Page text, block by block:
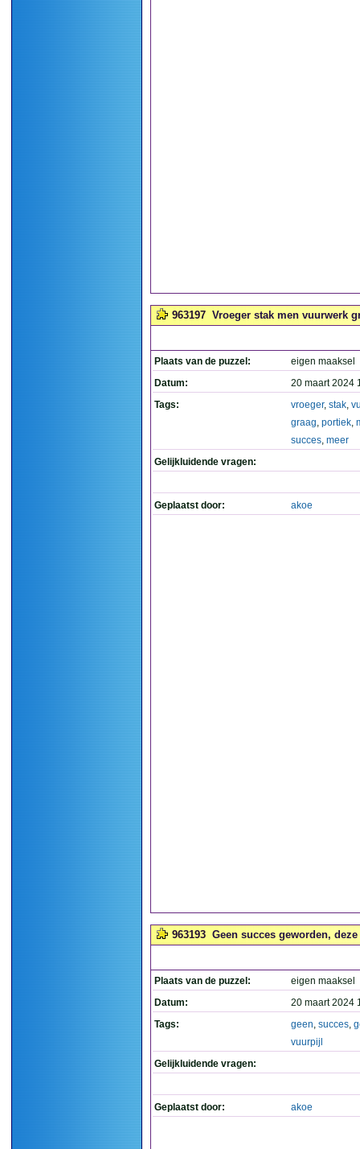
963197 Vroeger stak men vuurwerk
Plaats van de puzzel:
eigen maaksel
Datum:
20 maart 2024
Tags:
vroeger, stak,
graag, portiek,
succes, meer
Gelijkluidende vragen:
Geplaatst door: akoe
963193 Geen succes geworden,
Plaats van de puzzel:
eigen maaksel
Datum:
20 maart 2024
Tags:
geen, succes,
vuurpijl
Gelijkluidende vragen:
Geplaatst door: akoe